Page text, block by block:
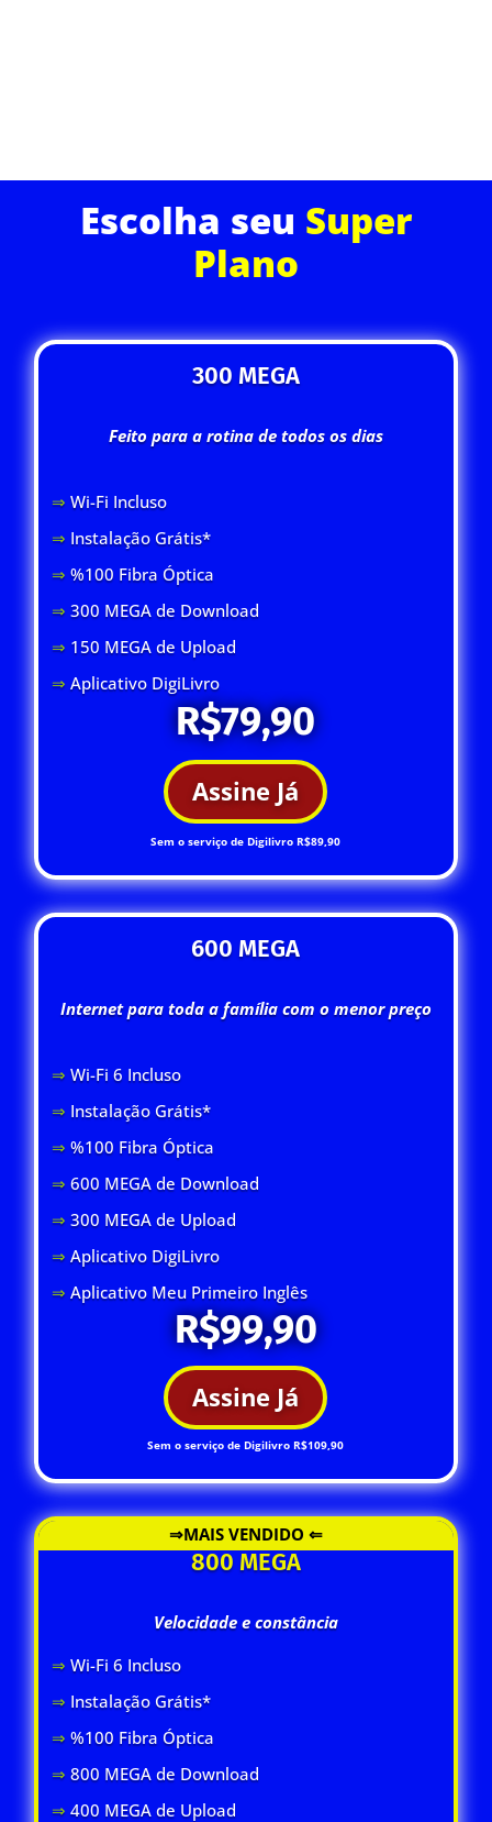
Escolha seu Super
Plano
300 MEGA
Feito para a rotina de todos os dias
⇒ Wi-Fi Incluso
⇒ Instalação Grátis*
⇒ %100 Fibra Óptica
⇒ 300 MEGA de Download
⇒ 150 MEGA de Upload
⇒Aplicativo DigiLivro
R$79,90
Assine Já
Sem o serviço de Digilivro R$89,90
600 MEGA
Internet para toda a família com o menor preço
⇒ Wi-Fi 6 Incluso
⇒ Instalação Grátis*
⇒ %100 Fibra Óptica
⇒ 600 MEGA de Download
⇒300 MEGA de Upload
⇒Aplicativo DigiLivro
⇒Aplicativo Meu Primeiro Inglês
R$99,90
Assine Já
Sem o serviço de Digilivro R$109,90
⇒MAIS VENDIDO ⇐
800 MEGA
Velocidade e constância
⇒ Wi-Fi 6 Incluso
⇒ Instalação Grátis*
⇒ %100 Fibra Óptica
⇒ 800 MEGA de Download
⇒400 MEGA de Upload